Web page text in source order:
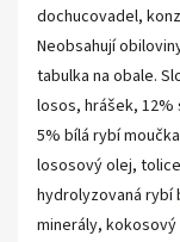
dochucovadel,
Neobsahují
tabulka na obale.
losos, hrášek, 12%
5% bílá rybí
lososový olej,
hydrolyzovaná rybí
minerály, kokosový